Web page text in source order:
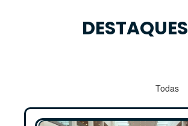
DESTAQUES